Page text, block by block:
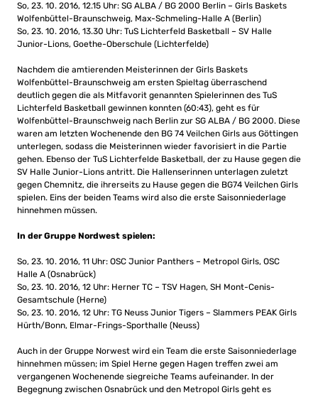
So, 23. 10. 2016, 12.15 Uhr: SG ALBA / BG 2000 Berlin – Girls Baskets
Wolfenbüttel-Braunschweig, Max-Schmeling-Halle A (Berlin)
So, 23. 10. 2016, 13.30 Uhr: TuS Lichterfeld Basketball – SV Halle
Junior-Lions, Goethe-Oberschule (Lichterfelde)
Nachdem die amtierenden Meisterinnen der Girls Baskets
Wolfenbüttel-Braunschweig am ersten Spieltag überraschend
deutlich gegen die als Mitfavorit genannten Spielerinnen des TuS
Lichterfeld Basketball gewinnen konnten (60:43), geht es für
Wolfenbüttel-Braunschweig nach Berlin zur SG ALBA / BG 2000. Diese
waren am letzten Wochenende den BG 74 Veilchen Girls aus Göttingen
unterlegen, sodass die Meisterinnen wieder favorisiert in die Partie
gehen. Ebenso der TuS Lichterfelde Basketball, der zu Hause gegen die
SV Halle Junior-Lions antritt. Die Hallenserinnen unterlagen zuletzt
gegen Chemnitz, die ihrerseits zu Hause gegen die BG74 Veilchen Girls
spielen. Eins der beiden Teams wird also die erste Saisonniederlage
hinnehmen müssen.
In der Gruppe Nordwest spielen:
So, 23. 10. 2016, 11 Uhr: OSC Junior Panthers – Metropol Girls, OSC
Halle A (Osnabrück)
So, 23. 10. 2016, 12 Uhr: Herner TC – TSV Hagen, SH Mont-Cenis-
Gesamtschule (Herne)
So, 23. 10. 2016, 12 Uhr: TG Neuss Junior Tigers – Slammers PEAK Girls
Hürth/Bonn, Elmar-Frings-Sporthalle (Neuss)
Auch in der Gruppe Norwest wird ein Team die erste Saisonniederlage
hinnehmen müssen; im Spiel Herne gegen Hagen treffen zwei am
vergangenen Wochenende siegreiche Teams aufeinander. In der
Begegnung zwischen Osnabrück und den Metropol Girls geht es